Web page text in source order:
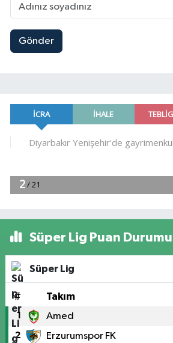
Gönder
Süper Lig Puan Durumu
Süper Lig
# Takım
1 Amed
2 Erzurumspor FK